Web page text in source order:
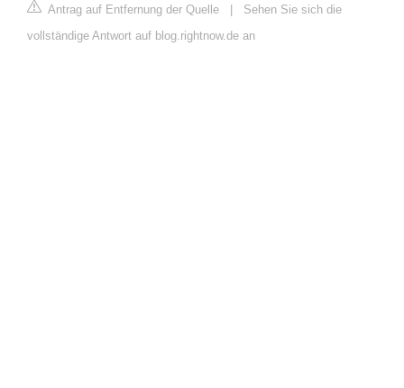
Antrag auf Entfernung der Quelle | Sehen Sie sich die
vollständige Antwort auf blog.rightnow.de an